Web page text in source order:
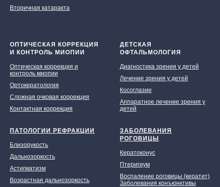
Вторичная катаракта
ОПТИЧЕСКАЯ КОРРЕКЦИЯ
И КОНТРОЛЬ МИОПИИ
Оптическая коррекция и
контроль миопии
Ортокератология
Сложная очковая коррекция
Контактная коррекция
ДЕТСКАЯ
ОФТАЛЬМОЛОГИЯ
Диагностика зрения у детей
Лечение зрения у детей
Косоглазие
Аппаратное лечение зрения у
детей
ПАТОЛОГИИ РЕФРАКЦИИ
Близорукость
Дальнозоркость
Астигматизм
Возрастная дальнозоркость
ЗАБОЛЕВАНИЯ
РОГОВИЦЫ
Кератоконус
Птеригиум
Воспаление роговицы (кератит)
Заболевания конъюнктивы